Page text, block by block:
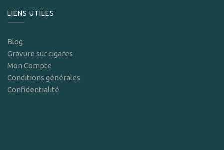
LIENS UTILES
Blog
Gravure sur cigares
Mon Compte
Conditions générales
Confidentialité